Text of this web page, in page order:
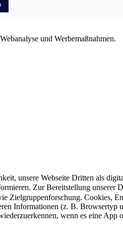
und Werbemaßnahmen.
unsere Webseite Dritten als
Zur Bereitstellung unserer
Zielgruppenforschung. Cookies,
Informationen (z. B.
wenn es eine